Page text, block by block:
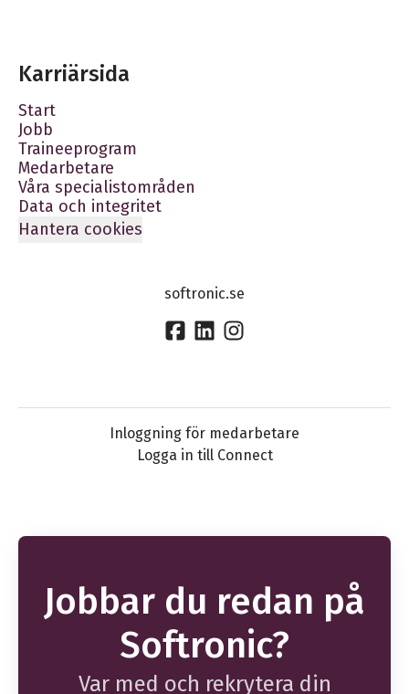
Karriärsida
Start
Jobb
Traineeprogram
Medarbetare
Våra specialistområden
Data och integritet
Hantera cookies
softronic.se
Inloggning för medarbetare
Logga in till Connect
Jobbar du redan på
Softronic?
Var med och rekrytera din